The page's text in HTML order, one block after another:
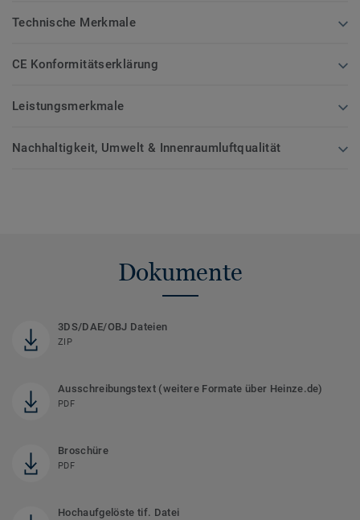
Technische Merkmale
CE Konformitätserklärung
Leistungsmerkmale
Nachhaltigkeit, Umwelt & Innenraumluftqualität
Dokumente
3DS/DAE/OBJ Dateien
ZIP
Ausschreibungstext (weitere Formate über Heinze.de)
PDF
Broschüre
PDF
Hochaufgelöste tif. Datei